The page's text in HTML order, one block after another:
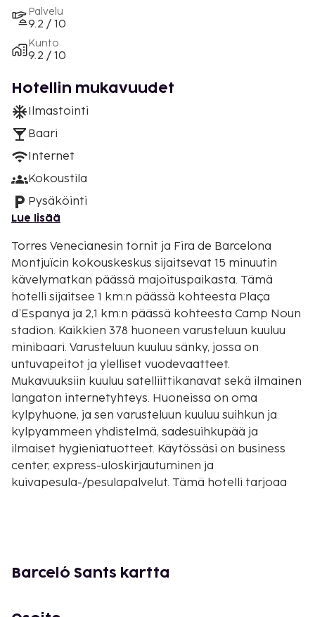
Palvelu
9.2 / 10
Kunto
9.2 / 10
Hotellin mukavuudet
Ilmastointi
Baari
Internet
Kokoustila
Pysäköinti
Lue lisää
Torres Venecianesin tornit ja Fira de Barcelona
Montjuïcin kokouskeskus sijaitsevat 15 minuutin
kävelymatkan päässä majoituspaikasta. Tämä
hotelli sijaitsee 1 km:n päässä kohteesta Plaça
d’Espanya ja 2,1 km:n päässä kohteesta Camp Noun
stadion. Kaikkien 378 huoneen varusteluun kuuluu
minibaari. Varusteluun kuuluu sänky, jossa on
untuvapeitot ja ylelliset vuodevaatteet.
Mukavuuksiin kuuluu satelliittikanavat sekä ilmainen
langaton internetyhteys. Huoneissa on oma
kylpyhuone, ja sen varusteluun kuuluu suihkun ja
kylpyammeen yhdistelmä, sadesuihkupää ja
ilmaiset hygieniatuotteet. Käytössäsi on business
center, express-uloskirjautuminen ja
kuivapesula-/pesulapalvelut. Tämä hotelli tarjoaa
ympäri vuorokauden auki oleva kuntokeskus,
Barceló Sants kartta